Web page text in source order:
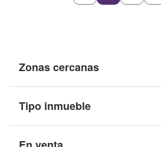
Zonas cercanas
Tipo inmueble